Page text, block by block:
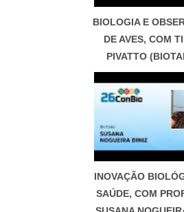
BIOLOGIA E
DE AVES, COM
PIVATTO
INOVAÇÃO
SAÚDE, COM